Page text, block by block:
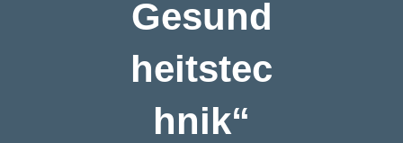
Gesund
heitstec
hnik“